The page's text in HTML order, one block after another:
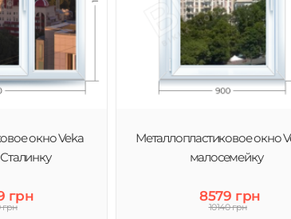
окно Veka
грн
грн
Металлопластиковое окно
малосемейку
8579 грн
10140 грн